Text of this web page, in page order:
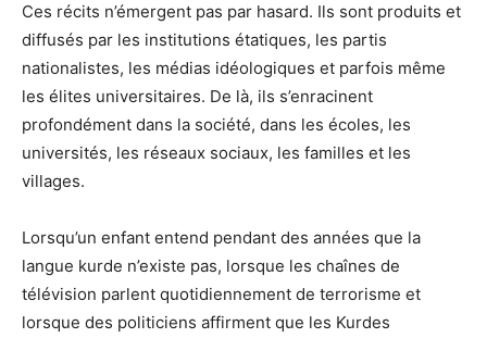
Ces récits n’émergent pas par hasard. Ils sont produits et
diffusés par les institutions étatiques, les partis
nationalistes, les médias idéologiques et parfois même
les élites universitaires. De là, ils s’enracinent
profondément dans la société, dans les écoles, les
universités, les réseaux sociaux, les familles et les
villages.
Lorsqu’un enfant entend pendant des années que la
langue kurde n’existe pas, lorsque les chaînes de
télévision parlent quotidiennement de terrorisme et
lorsque des politiciens affirment que les Kurdes